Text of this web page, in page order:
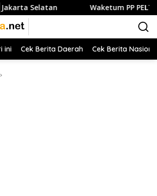
Waketum PP PELTI ,H.
ini Cek Berita Daerah Cek Berita